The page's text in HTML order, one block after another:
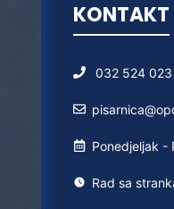
KONTAKT
032 524 023
Ponedjeljak -
Rad sa